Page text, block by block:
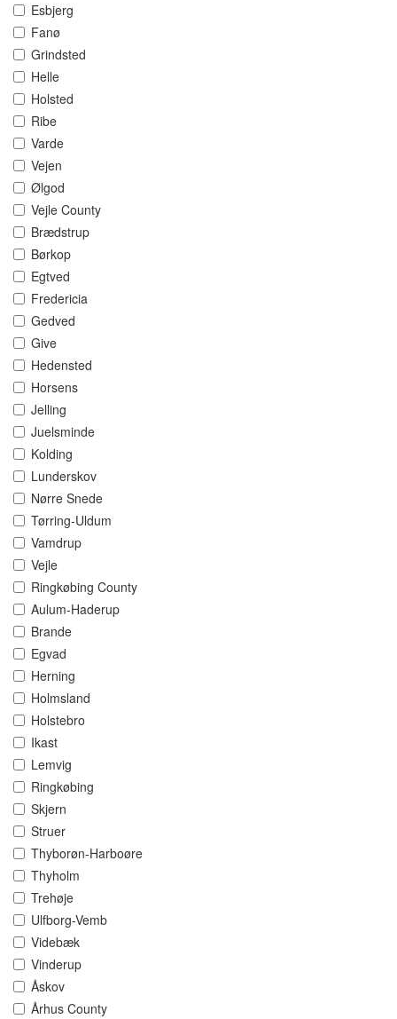
Esbjerg
Fanø
Grindsted
Helle
Holsted
Ribe
Varde
Vejen
Ølgod
Vejle County
Brædstrup
Børkop
Egtved
Fredericia
Gedved
Give
Hedensted
Horsens
Jelling
Juelsminde
Kolding
Lunderskov
Nørre Snede
Tørring-Uldum
Vamdrup
Vejle
Ringkøbing County
Aulum-Haderup
Brande
Egvad
Herning
Holmsland
Holstebro
Ikast
Lemvig
Ringkøbing
Skjern
Struer
Thyborøn-Harboøre
Thyholm
Trehøje
Ulfborg-Vemb
Videbæk
Vinderup
Åskov
Århus County